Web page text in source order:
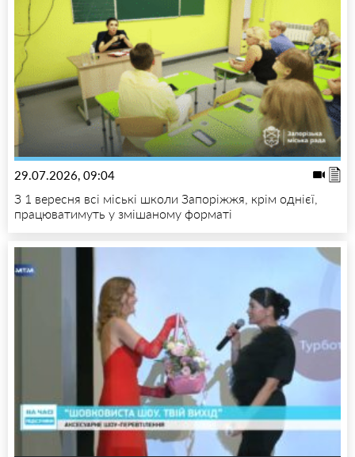
29.07.2026, 09:04
З 1 вересня всі міські школи Запоріжжя, крім однієї,
працюватимуть у змішаному форматі